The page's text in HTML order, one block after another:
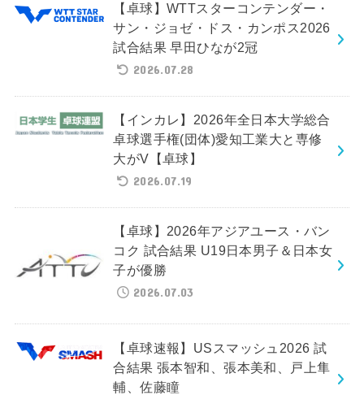
【卓球】WTTスターコンテンダー・
サン・ジョゼ・ドス・カンポス2026
試合結果 早田ひなが2冠
2026.07.28
【インカレ】2026年全日本大学総合
卓球選手権(団体)愛知工業大と専修
大がV【卓球】
2026.07.19
【卓球】2026年アジアユース・バン
コク 試合結果 U19日本男子＆日本女
子が優勝
2026.07.03
【卓球速報】USスマッシュ2026 試
合結果 張本智和、張本美和、戸上隼
輔、佐藤瞳